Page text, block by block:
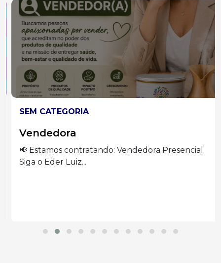
SEM CATEGORIA
Vendedora
📢 Estamos contratando: Vendedora Presencial
Siga o Eder Luiz...